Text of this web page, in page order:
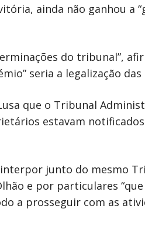
ainda não ganhou a
do tribunal”,
seria a legalização das
que o Tribunal
estavam
interpor junto do mesmo
e por particulares
a prosseguir com as